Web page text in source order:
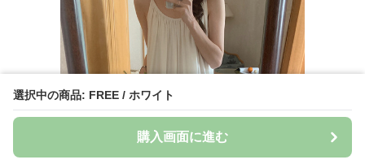
選択中の商品: FREE / ホワイト
購入画面に進む